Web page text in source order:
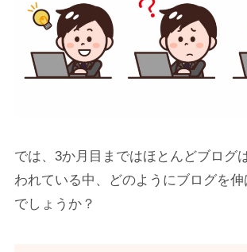
では、3か月目まではほとんどブログ
われている中、どのようにブログを
でしょうか？